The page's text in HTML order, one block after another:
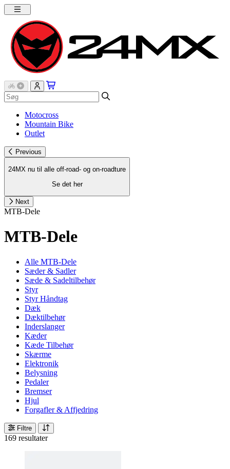
Motocross
Mountain Bike
Outlet
Previous
24MX nu til alle off-road- og on-roadture
Se det her
Next
MTB-Dele
MTB-Dele
Alle MTB-Dele
Sæder & Sadler
Sæde & Sadeltilbehør
Styr
Styr Håndtag
Dæk
Dæktilbehør
Inderslanger
Kæder
Kæde Tilbehør
Skærme
Elektronik
Belysning
Pedaler
Bremser
Hjul
Forgafler & Affjedring
Filtre
169 resultater